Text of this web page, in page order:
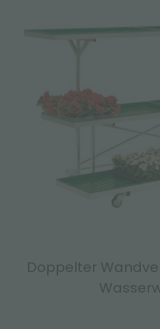
Doppelter